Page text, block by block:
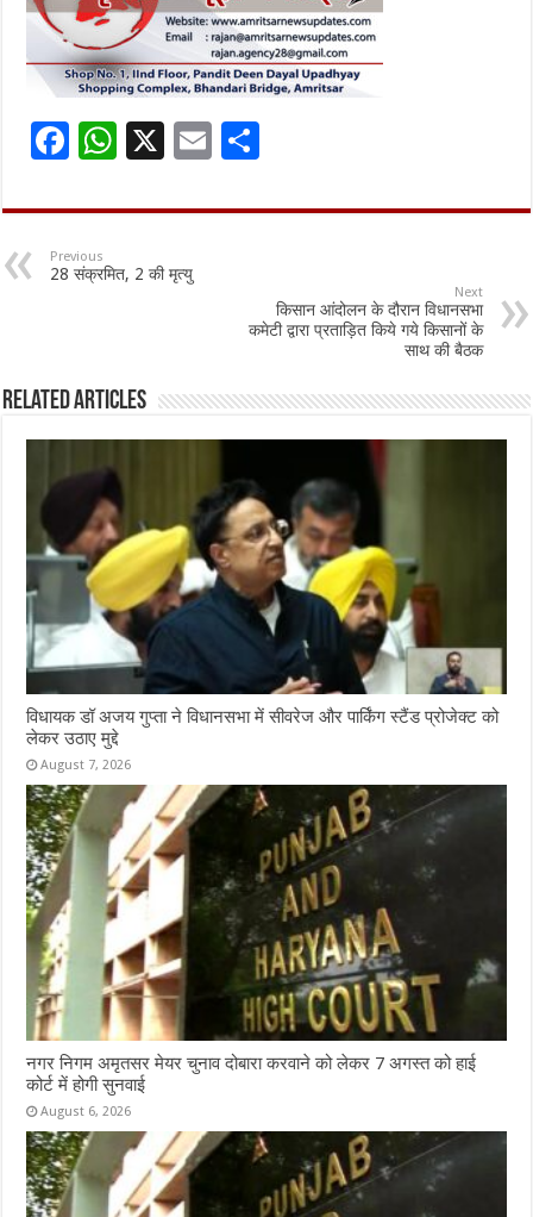
F
e
b
o
W
at
p
X
E
ai ar
Previous
28 संक्रमित, 2 की मृत्यु
Next
किसान आंदोलन के दौरान विधानसभा
कमेटी द्वारा प्रताड़ित किये गये किसानों के
साथ की बैठक
Related Articles
विधायक डॉ अजय गुप्ता ने विधानसभा में सीवरेज और पार्किंग स्टैंड प्रोजेक्ट को
लेकर उठाए मुद्दे
August 7, 2026
नगर निगम अमृतसर मेयर चुनाव दोबारा करवाने को लेकर 7 अगस्त को हाई
कोर्ट में होगी सुनवाई
August 6, 2026